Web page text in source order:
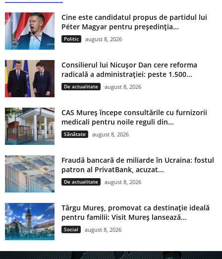
Cine este candidatul propus de partidul lui
Péter Magyar pentru președinția...
Politic august 8, 2026
Consilierul lui Nicușor Dan cere reforma
radicală a administrației: peste 1.500...
De actualitate august 8, 2026
CAS Mureș începe consultările cu furnizorii
medicali pentru noile reguli din...
Sănătate august 8, 2026
Fraudă bancară de miliarde în Ucraina: fostul
patron al PrivatBank, acuzat...
De actualitate august 8, 2026
Târgu Mureș, promovat ca destinație ideală
pentru familii: Visit Mureș lansează...
Social august 8, 2026